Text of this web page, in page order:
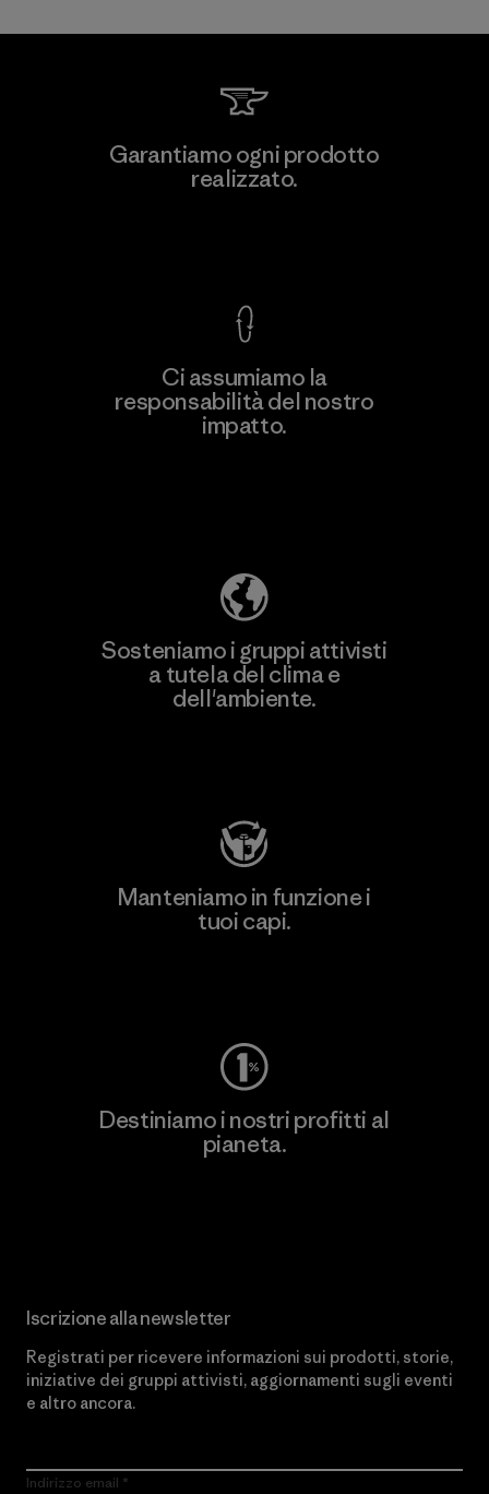
Scopri di più
Kwang Viet Garment Co., Ltd
Garantiamo ogni prodotto
realizzato.
Ci assumiamo la
responsabilità del nostro
impatto.
Sosteniamo i gruppi attivisti
a tutela del clima e
dell'ambiente.
Manteniamo in funzione i
tuoi capi.
Destiniamo i nostri profitti al
pianeta.
Iscrizione alla newsletter
Registrati per ricevere informazioni sui prodotti, storie,
iniziative dei gruppi attivisti, aggiornamenti sugli eventi
e altro ancora.
Indirizzo email